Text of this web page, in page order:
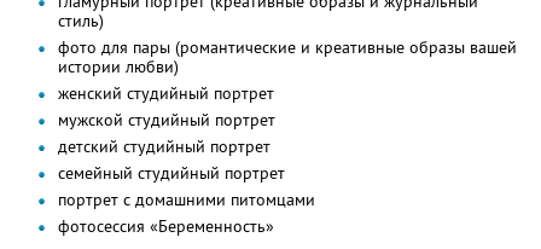
стиль)
фото для пары (романтические и креативные образы вашей
истории любви)
женский студийный портрет
мужской студийный портрет
детский студийный портрет
семейный студийный портрет
портрет с домашними питомцами
фотосессия «Беременность»